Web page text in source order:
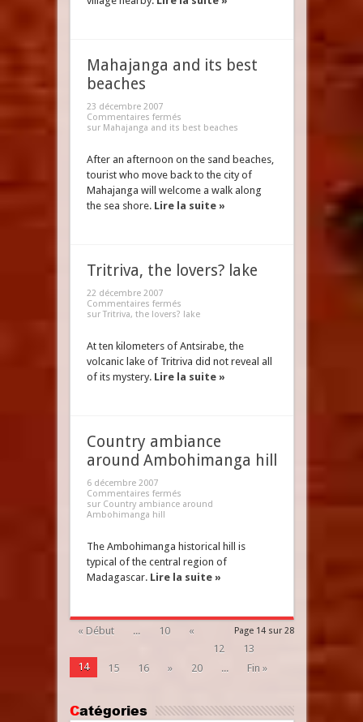
Mahajanga and its best
beaches
23 décembre 2007
Commentaires fermés
sur Mahajanga and its best beaches
After an afternoon on the sand beaches,
tourist who move back to the city of
Mahajanga will welcome a walk along
the sea shore. Lire la suite »
Tritriva, the lovers? lake
22 décembre 2007
Commentaires fermés
sur Tritriva, the lovers? lake
At ten kilometers of Antsirabe, the
volcanic lake of Tritriva did not reveal all
of its mystery. Lire la suite »
Country ambiance
around Ambohimanga hill
6 décembre 2007
Commentaires fermés
sur Country ambiance around
Ambohimanga hill
The Ambohimanga historical hill is
typical of the central region of
Madagascar. Lire la suite »
Page 14 sur 28
« Début ... 10
«
12
13
14
15 16 » 20 ... Fin »
Catégories